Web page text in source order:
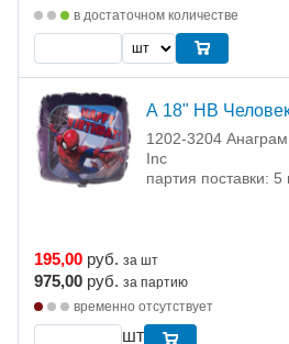
в достаточном количестве
А 18" HB
1202-3204
Inc
партия поставки: 5
195,00 руб. за шт
975,00 руб. за партию
временно отсутствует
шт